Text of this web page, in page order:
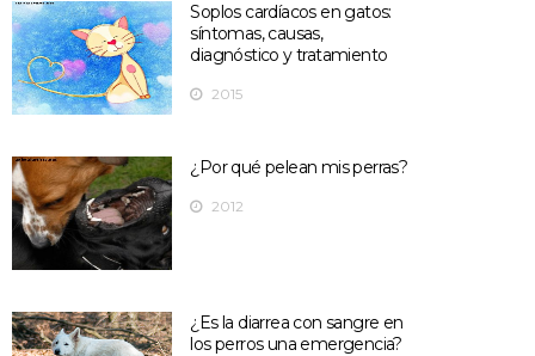
Soplos cardíacos en gatos:
síntomas, causas,
diagnóstico y tratamiento
2015
¿Por qué pelean mis perras?
2012
¿Es la diarrea con sangre en
los perros una emergencia?